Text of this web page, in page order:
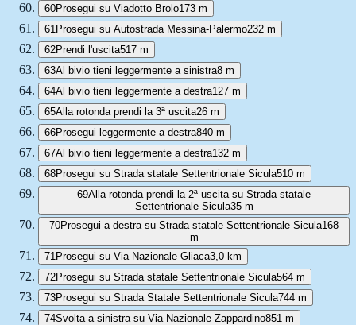
60Prosegui su Viadotto Brolo173 m
61 Prosegui su Autostrada Messina-Palermo232 m
62Prendi l'uscita517 m
63Al bivio tieni leggermente a sinistra8 m
64Al bivio tieni leggermente a destra127 m
65Alla rotonda prendi la 3ª uscita26 m
66Prosegui leggermente a destra840 m
67Al bivio tieni leggermente a destra132 m
68Prosegui su Strada statale Settentrionale Sicula510 m
69Alla rotonda prendi la 2ª uscita su Strada statale
Settentrionale Sicula35 m
70Prosegui a destra su Strada statale Settentrionale Sicula168
m
71 Prosegui su Via Nazionale Gliaca3,0 km
72Prosegui su Strada statale Settentrionale Sicula564 m
73Prosegui su Strada Statale Settentrionale Sicula744 m
74Svolta a sinistra su Via Nazionale Zappardino851 m